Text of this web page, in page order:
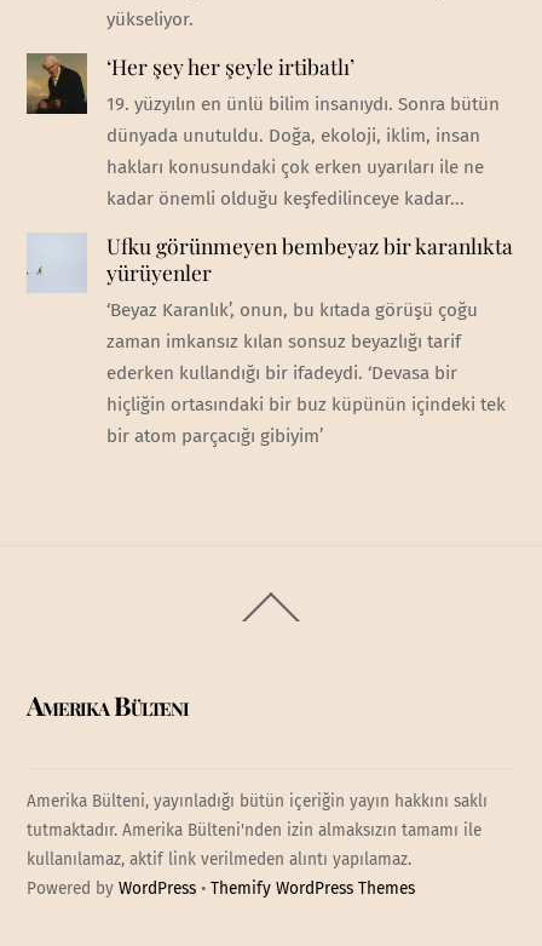
yükseliyor.
‘Her şey her şeyle irtibatlı’
19. yüzyılın en ünlü bilim insanıydı. Sonra bütün
dünyada unutuldu. Doğa, ekoloji, iklim, insan
hakları konusundaki çok erken uyarıları ile ne
kadar önemli olduğu keşfedilinceye kadar...
Ufku görünmeyen bembeyaz bir karanlıkta
yürüyenler
‘Beyaz Karanlık’, onun, bu kıtada görüşü çoğu
zaman imkansız kılan sonsuz beyazlığı tarif
ederken kullandığı bir ifadeydi. ‘Devasa bir
hiçliğin ortasındaki bir buz küpünün içindeki tek
bir atom parçacığı gibiyim’
To
Amerika Bülteni
Amerika Bülteni, yayınladığı bütün içeriğin yayın hakkını saklı
tutmaktadır. Amerika Bülteni'nden izin almaksızın tamamı ile
kullanılamaz, aktif link verilmeden alıntı yapılamaz.
Powered byWordPress •Themify WordPress Themes